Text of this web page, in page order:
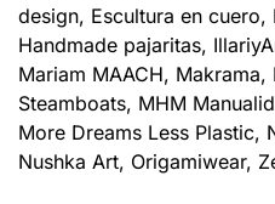
design, Escultura en
Handmade pajaritas,
Mariam MAACH,
Steamboats, MHM
More Dreams Less Plastic,
Nushka Art, Origamiwear,